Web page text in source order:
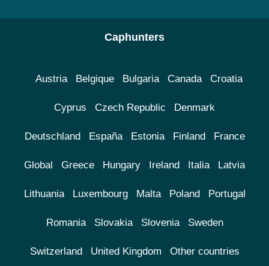
Caphunters
Austria Belgique Bulgaria Canada Croatia
Cyprus Czech Republic Denmark
Deutschland España Estonia Finland France
Global Greece Hungary Ireland Italia Latvia
Lithuania Luxembourg Malta Poland Portugal
Romania Slovakia Slovenia Sweden
Switzerland United Kingdom Other countries